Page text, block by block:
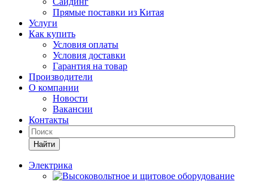
Прямые поставки из Китая
Услуги
Как купить
Условия оплаты
Условия доставки
Гарантия на товар
Производители
О компании
Новости
Вакансии
Контакты
Найти
Электрика